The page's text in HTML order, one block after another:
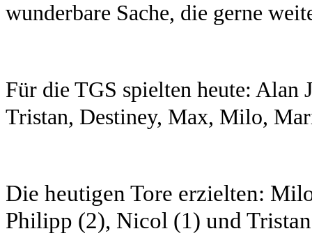
wunderbare Sache, die gerne
Für die TGS spielten heute:
Tristan, Destiney, Max, Milo,
Die heutigen Tore erzielten:
Philipp (2), Nicol (1) und